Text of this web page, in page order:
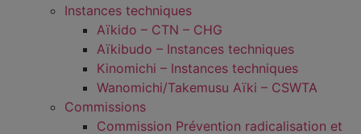
Instances techniques
Aïkido – CTN – CHG
Aïkibudo – Instances techniques
Kinomichi – Instances techniques
Wanomichi/Takemusu Aïki – CSWTA
Commissions
Commission Prévention radicalisation et